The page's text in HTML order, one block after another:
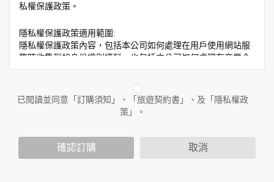
私權保護政策。
隱私權保護政策適用範圍:
隱私權保護政策內容，包括本公司如何處理在用戶使用網站服
務時收集到的身份識別資料，也包括本公司如何處理在商業合
作與本公司合作時分享的任何身份識別資料。隱私權保護政策
人員。例如您透過本公司旗下網站上的廣告廠商連結，這些置
放連結的廠商也可能蒐集您個人的資料。對於您主動提供的個
人資訊，這些廣告廠商或連結網站有其個別的隱私權保護政
您個人在本網站上的聊天室或討論區中任意公開個人資料的行
已閱讀並同意「訂購須知」、「旅遊契約書」、及「隱私權政
策」。
確認訂購 取消